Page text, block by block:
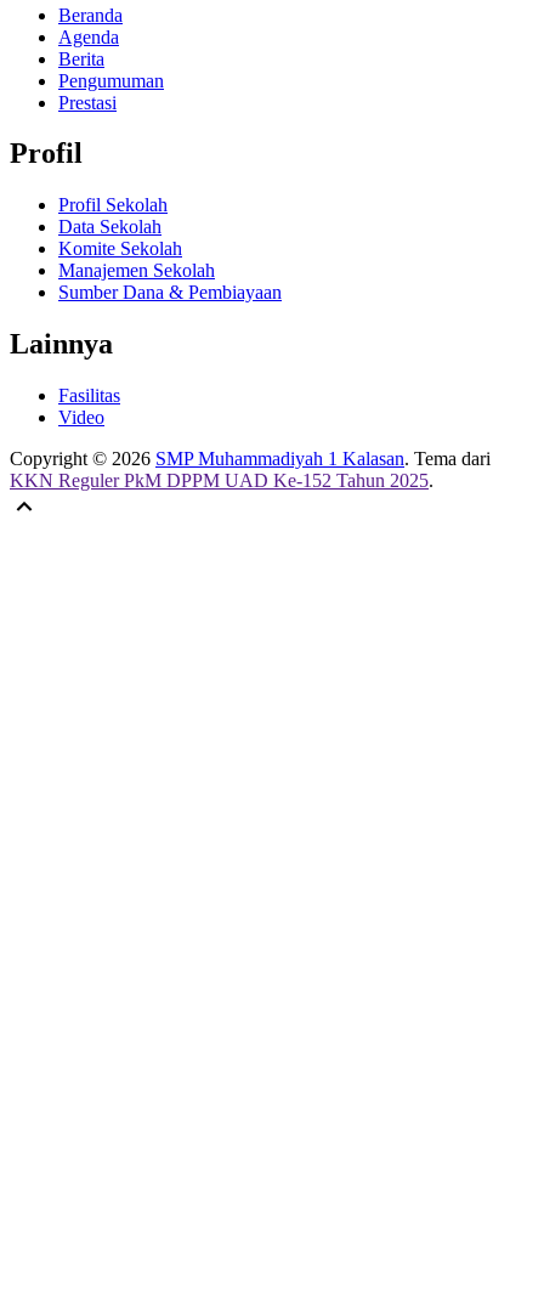
Beranda
Agenda
Berita
Pengumuman
Prestasi
Profil
Profil Sekolah
Data Sekolah
Komite Sekolah
Manajemen Sekolah
Sumber Dana & Pembiayaan
Lainnya
Fasilitas
Video
Copyright © 2026 SMP Muhammadiyah 1 Kalasan. Tema dari
KKN Reguler PkM DPPM UAD Ke-152 Tahun 2025.